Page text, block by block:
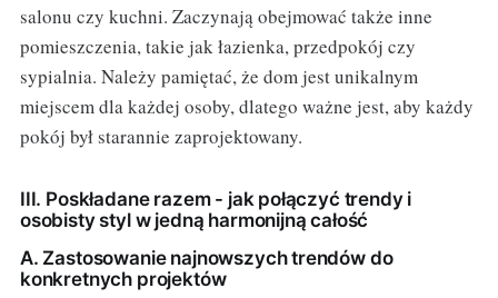
salonu czy kuchni. Zaczynają obejmować także inne
pomieszczenia, takie jak łazienka, przedpokój czy
sypialnia. Należy pamiętać, że dom jest unikalnym
miejscem dla każdej osoby, dlatego ważne jest, aby każdy
pokój był starannie zaprojektowany.
III. Poskładane razem - jak połączyć trendy i
osobisty styl w jedną harmonijną całość
A. Zastosowanie najnowszych trendów do
konkretnych projektów